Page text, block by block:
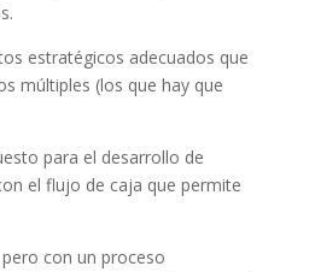
estratégicos adecuados que
múltiples (los que hay que
para el desarrollo de
el flujo de caja que permite
con un proceso